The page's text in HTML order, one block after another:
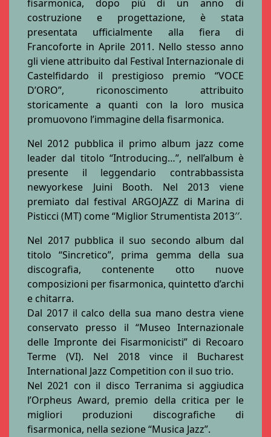
fisarmonica, dopo più di un anno di
costruzione e progettazione, è stata
presentata ufficialmente alla fiera di
Francoforte in Aprile 2011. Nello stesso anno
gli viene attribuito dal Festival Internazionale di
Castelfidardo il prestigioso premio “VOCE
D’ORO”, riconoscimento attribuito
storicamente a quanti con la loro musica
promuovono l’immagine della fisarmonica.
Nel 2012 pubblica il primo album jazz come
leader dal titolo “Introducing…”, nell’album è
presente il leggendario contrabbassista
newyorkese Juini Booth. Nel 2013 viene
premiato dal festival ARGOJAZZ di Marina di
Pisticci (MT) come “Miglior Strumentista 2013′′.
Nel 2017 pubblica il suo secondo album dal
titolo “Sincretico”, prima gemma della sua
discografia, contenente otto nuove
composizioni per fisarmonica, quintetto d’archi
e chitarra.
Dal 2017 il calco della sua mano destra viene
conservato presso il “Museo Internazionale
delle Impronte dei Fisarmonicisti” di Recoaro
Terme (VI). Nel 2018 vince il Bucharest
International Jazz Competition con il suo trio.
Nel 2021 con il disco Terranima si aggiudica
l’Orpheus Award, premio della critica per le
migliori produzioni discografiche di
fisarmonica, nella sezione “Musica Jazz”.